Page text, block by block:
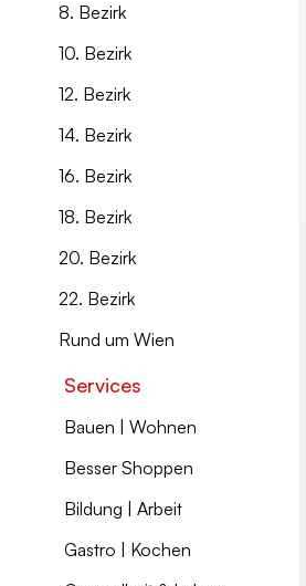
8. Bezirk
10. Bezirk
12. Bezirk
14. Bezirk
16. Bezirk
18. Bezirk
20. Bezirk
22. Bezirk
Rund um Wien
Services
Bauen | Wohnen
Besser Shoppen
Bildung | Arbeit
Gastro | Kochen